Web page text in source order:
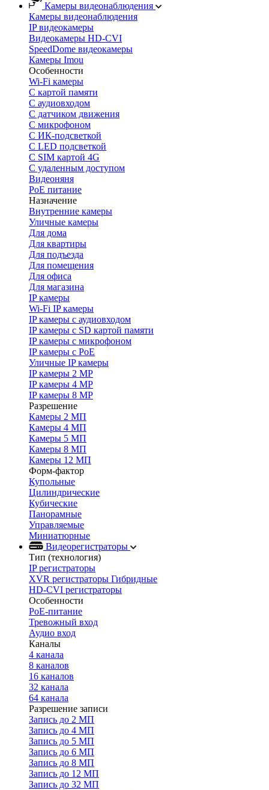
Камеры видеонаблюдения
Камеры видеонаблюдения
IP видеокамеры
Видеокамеры HD-CVI
SpeedDome видеокамеры
Камеры Imou
Особенности
Wi-Fi камеры
С картой памяти
С аудиовходом
С датчиком движения
С микрофоном
С ИК-подсветкой
С LED подсветкой
C SIM картой 4G
C удаленным доступом
Видеоняня
PoE питание
Назначение
Внутренние камеры
Уличные камеры
Для дома
Для квартиры
Для подъезда
Для помещения
Для офиса
Для магазина
IP камеры
Wi-Fi IP камеры
IP камеры с аудиовходом
IP камеры с SD картой памяти
IP камеры с микрофоном
IP камеры с PoE
Уличные IP камеры
IP камеры 2 MP
IP камеры 4 MP
IP камеры 8 MP
Разрешение
Камеры 2 МП
Камеры 4 МП
Камеры 5 МП
Камеры 8 МП
Камеры 12 МП
Форм-фактор
Купольные
Цилиндрические
Кубические
Панорамные
Управляемые
Миниатюрные
Видеорегистраторы
Тип (технология)
IP регистраторы
XVR регистраторы Гибридные
HD-CVI регистраторы
Особенности
PoE-питание
Тревожный вход
Аудио вход
Каналы
4 канала
8 каналов
16 каналов
32 канала
64 канала
Разрешение записи
Запись до 2 МП
Запись до 4 МП
Запись до 5 МП
Запись до 6 МП
Запись до 8 МП
Запись до 12 МП
Запись до 32 МП